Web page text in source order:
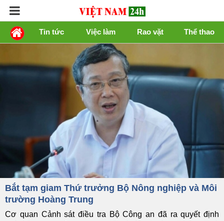
Tin tức Việc làm Rao vặt Thể thao
Bắt tạm giam Thứ trưởng Bộ Nông nghiệp và Môi
trường Hoàng Trung
Cơ quan Cảnh sát điều tra Bộ Công an đã ra quyết định